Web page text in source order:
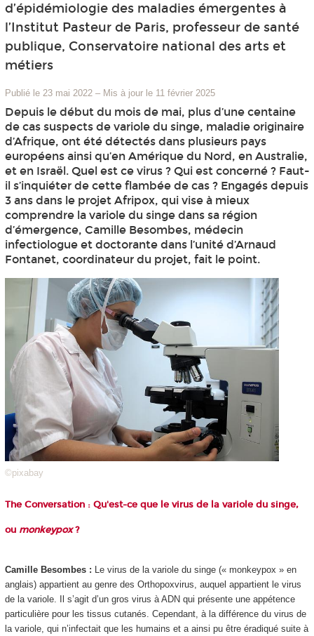
d’épidémiologie des maladies émergentes à
l’Institut Pasteur de Paris, professeur de santé
publique, Conservatoire national des arts et
métiers
Publié le 23 mai 2022 – Mis à jour le 11 février 2025
Depuis le début du mois de mai, plus d’une centaine
de cas suspects de variole du singe, maladie originaire
d’Afrique, ont été détectés dans plusieurs pays
européens ainsi qu’en Amérique du Nord, en Australie,
et en Israël. Quel est ce virus ? Qui est concerné ? Faut-
il s’inquiéter de cette flambée de cas ? Engagés depuis
3 ans dans le projet Afripox, qui vise à mieux
comprendre la variole du singe dans sa région
d’émergence, Camille Besombes, médecin
infectiologue et doctorante dans l’unité d’Arnaud
Fontanet, coordinateur du projet, fait le point.
©pixabay
The Conversation : Qu'est-ce que le virus de la variole du singe,
ou monkeypox?
Camille Besombes : Le virus de la variole du singe (« monkeypox » en
anglais) appartient au genre des Orthopoxvirus, auquel appartient le virus
de la variole. Il s’agit d’un gros virus à ADN qui présente une appétence
particulière pour les tissus cutanés. Cependant, à la différence du virus de
la variole, qui n’infectait que les humains et a ainsi pu être éradiqué suite à